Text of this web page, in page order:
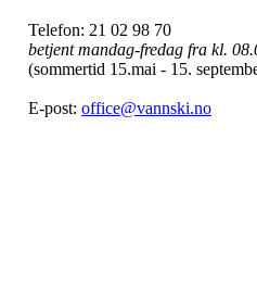
Telefon: 21 02 98 70
betjent mandag-fredag fra kl.
(sommertid 15.mai - 15.
E-post: office@vannski.no